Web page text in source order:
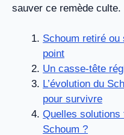
sauver ce remède culte.
Schoum retiré
point
Un casse-tête
L’évolution du
pour survivre
Quelles solutions
Schoum ?